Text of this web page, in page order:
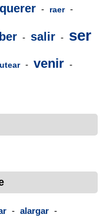
querer - raer -
- salir - ser
- venir -
- alargar -